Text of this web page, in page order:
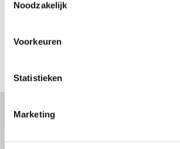
Noodzakelijk
Voorkeuren
Statistieken
Marketing